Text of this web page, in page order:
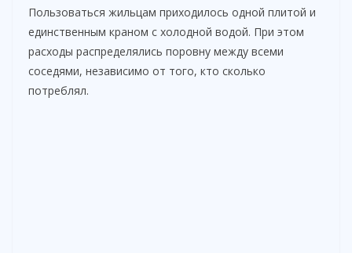
Пользоваться жильцам приходилось одной плитой и
единственным краном с холодной водой. При этом
расходы распределялись поровну между всеми
соседями, независимо от того, кто сколько
потреблял.